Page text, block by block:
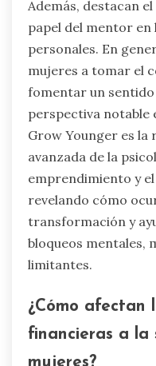
Además, destacan
papel del mentor en
personales. En
mujeres a tomar el
fomentar un sentido
perspectiva notable
Grow Younger es la
avanzada de la
emprendimiento y
revelando cómo
transformación y
bloqueos mentales,
limitantes.
¿Cómo afectan
financieras a la
mujeres?